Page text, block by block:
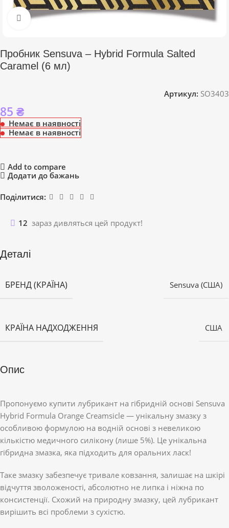
Click to enlarge
Пробник Sensuva – Hybrid Formula Salted
Caramel (6 мл)
Артикул: SO3403
85 ₴
Немає в наявності
Немає в наявності
Add to compare
Додати до бажань
Поділитися:
12 зараз дивляться цей продукт!
Деталі
БРЕНД (КРАЇНА) Sensuva (США)
КРАЇНА НАДХОДЖЕННЯ США
Опис
Пропонуємо купити лубрикант на гібридній основі Sensuva
Hybrid Formula Orange Creamsicle — унікальну змазку з
особливою формулою на водній основі з невеликою
кількістю медичного силікону (лише 5%). Це унікальна
гібридна змазка, яка підходить для оральних ласк!
Таке змазку забезпечує тривале ковзання, залишає на шкірі
відчуття зволоженості, абсолютно не липка і ніжна по
консистенції. Схожий на природну змазку, цей лубрикант
вирішить всі проблеми з сухістю.